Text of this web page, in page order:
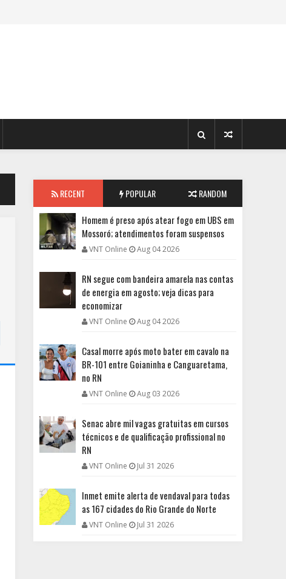
RECENT POPULAR RANDOM
Homem é preso após atear fogo em UBS em
Mossoró; atendimentos foram suspensos
VNT Online Aug 04 2026
RN segue com bandeira amarela nas contas
de energia em agosto; veja dicas para
economizar
VNT Online Aug 04 2026
Casal morre após moto bater em cavalo na
BR-101 entre Goianinha e Canguaretama,
no RN
VNT Online Aug 03 2026
Senac abre mil vagas gratuitas em cursos
técnicos e de qualificação profissional no
RN
VNT Online Jul 31 2026
Inmet emite alerta de vendaval para todas
as 167 cidades do Rio Grande do Norte
VNT Online Jul 31 2026